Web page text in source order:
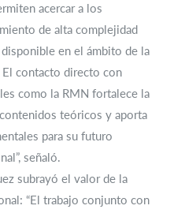
acercar a los
de alta complejidad
en el ámbito de la
El contacto directo con
como la RMN fortalece la
teóricos y aporta
para su futuro
señaló.
subrayó el valor de la
“El trabajo conjunto con